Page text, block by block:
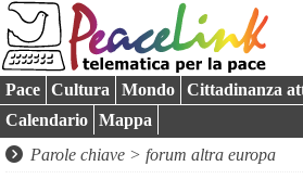
Pace Cultura Mondo Cittadinanza
Calendario
Mappa
Parole chiave > forum altra europa